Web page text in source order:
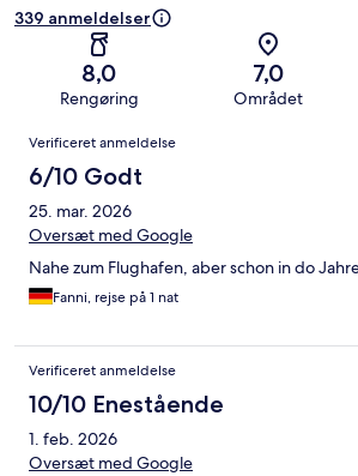
339 anmeldelser
8,0
Rengøring
7,0
Området
Anmeldelser
Verificeret anmeldelse
6/10 Godt
25. mar. 2026
Oversæt med Google
Nahe zum Flughafen, aber schon in do
Fanni, rejse på 1 nat
Verificeret anmeldelse
10/10 Enestående
1. feb. 2026
Oversæt med Google